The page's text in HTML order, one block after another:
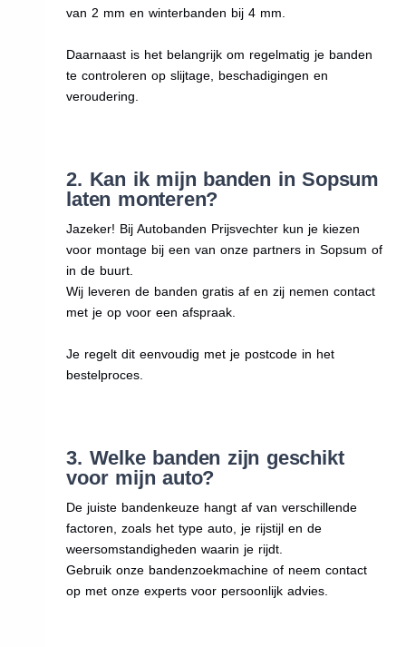
van 2 mm en winterbanden bij 4 mm.
Daarnaast is het belangrijk om regelmatig je banden
te controleren op slijtage, beschadigingen en
veroudering.
2. Kan ik mijn banden in Sopsum
laten monteren?
Jazeker! Bij Autobanden Prijsvechter kun je kiezen
voor montage bij een van onze partners in Sopsum of
in de buurt.
Wij leveren de banden gratis af en zij nemen contact
met je op voor een afspraak.
Je regelt dit eenvoudig met je postcode in het
bestelproces.
3. Welke banden zijn geschikt
voor mijn auto?
De juiste bandenkeuze hangt af van verschillende
factoren, zoals het type auto, je rijstijl en de
weersomstandigheden waarin je rijdt.
Gebruik onze bandenzoekmachine of neem contact
op met onze experts voor persoonlijk advies.